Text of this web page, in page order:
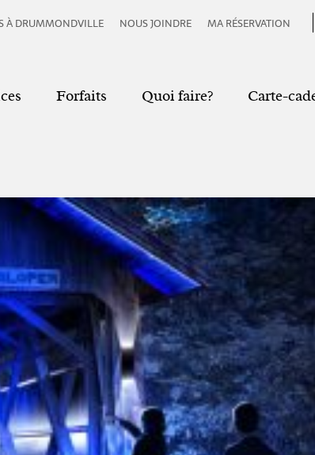
À DRUMMONDVILLE NOUS JOINDRE MA RÉSERVATION
Forfaits Quoi faire? Carte-